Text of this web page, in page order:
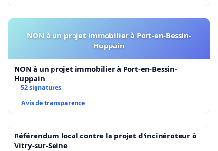
NON à un projet immobilier à Port-en-Bessin-
Huppain
NON à un projet immobilier à Port-en-Bessin-
Huppain
52 signatures
Avis de transparence
Référendum local contre le projet d'incinérateur à
Vitry-sur-Seine